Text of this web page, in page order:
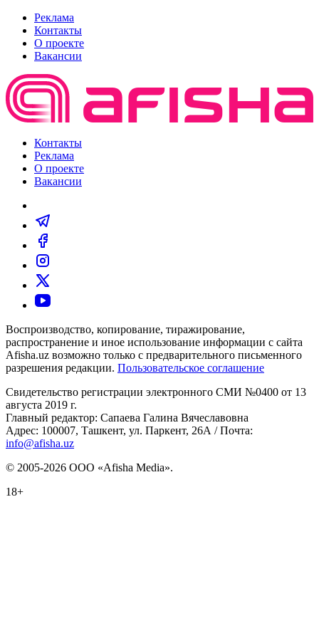
Реклама
Контакты
О проекте
Вакансии
Контакты
Реклама
О проекте
Вакансии
Воспроизводство, копирование, тиражирование,
распространение и иное использование информации с сайта
Afisha.uz возможно только с предварительного письменного
разрешения редакции. Пользовательское соглашение
Свидетельство регистрации электронного СМИ №0400 от 13
августа 2019 г.
Главный редактор: Сапаева Галина Вячеславовна
Адрес: 100007, Ташкент, ул. Паркент, 26А / Почта:
info@afisha.uz
© 2005-2026 ООО «Afisha Media».
18+